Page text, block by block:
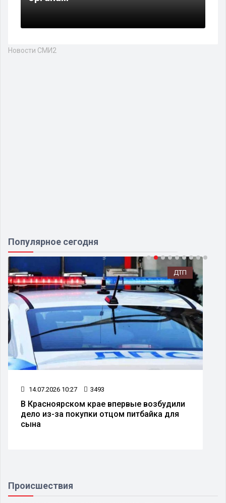
Новости СМИ2
Популярное сегодня
ДТП
14.07.2026 10:27 3493
В Красноярском крае впервые возбудили
дело из-за покупки отцом питбайка для
сына
Происшествия